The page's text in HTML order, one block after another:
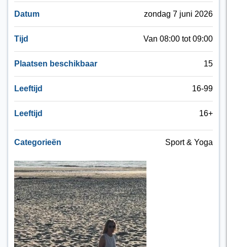
Datum zondag 7 juni 2026
Tijd Van 08:00 tot 09:00
Plaatsen beschikbaar 15
Leeftijd 16-99
Leeftijd 16+
Categorieën Sport & Yoga